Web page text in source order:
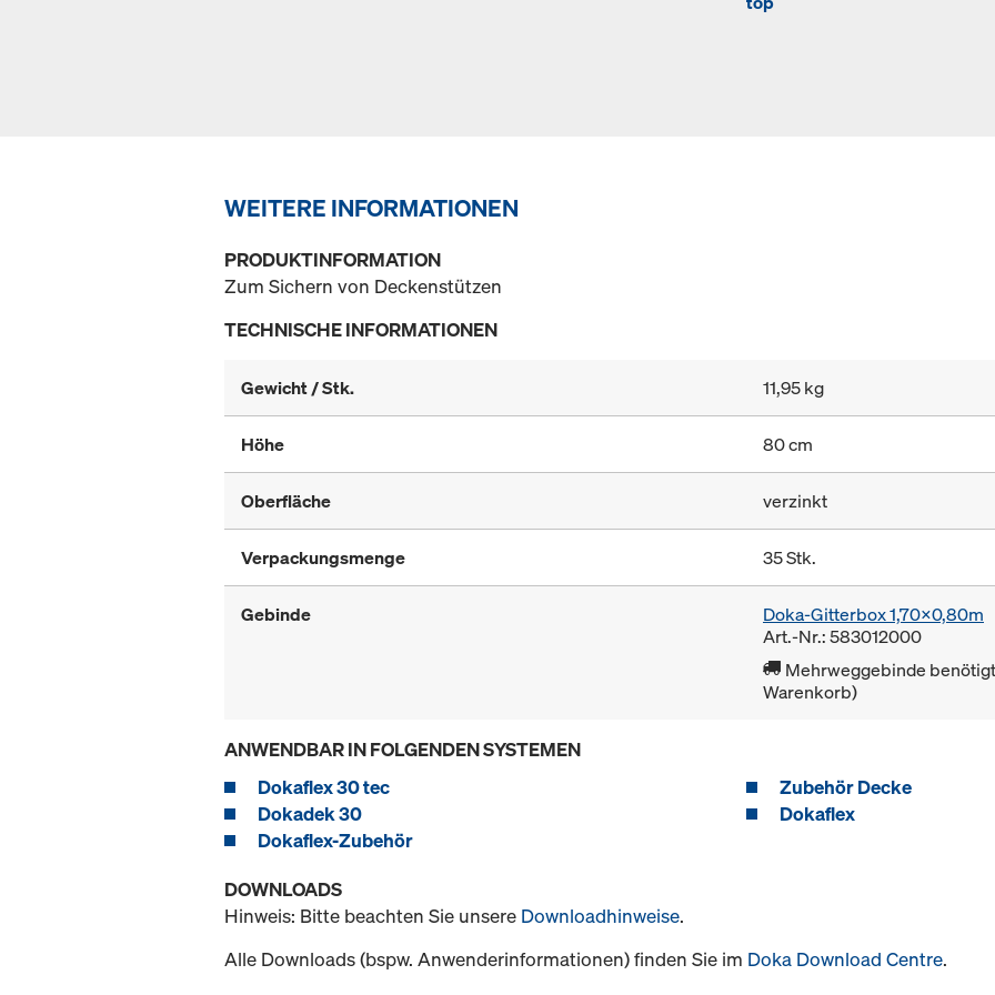
WEITERE INFORMATIONEN
PRODUKTINFORMATION
Zum Sichern von Deckenstützen
TECHNISCHE INFORMATIONEN
Gewicht / Stk. 11,95 kg
Höhe 80 cm
Oberfläche verzinkt
Verpackungsmenge 35 Stk.
Gebinde
Doka-Gitterbox 1,70x0,80m
Art.-Nr.: 583012000
Mehrweggebinde
Warenkorb)
ANWENDBAR IN FOLGENDEN SYSTEMEN
Dokaflex 30 tec
Zubehör Decke
Dokadek 30
Dokaflex
Dokaflex-Zubehör
DOWNLOADS
Hinweis: Bitte beachten Sie unsere Downloadhinweise.
Alle Downloads (bspw. Anwenderinformationen) finden Sie im Doka Download Centre.